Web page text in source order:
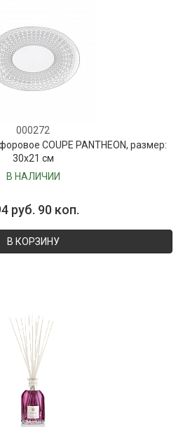
000272
COUPE PANTHEON, размер:
30х21 см
В НАЛИЧИИ
руб. 90 коп.
В КОРЗИНУ